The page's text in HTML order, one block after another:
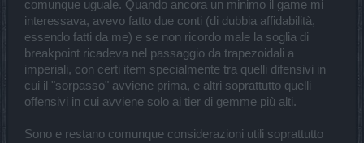
comunque uguale. Quando ancora un minimo il game mi
interessava, avevo fatto due conti (di dubbia affidabilità,
essendo fatti da me) e se non ricordo male la soglia di
breakpoint ricadeva nel passaggio da trapezoidali a
imperiali, con certi item specialmente tra quelli difensivi in
cui il "sorpasso" avviene prima, e altri soprattutto quelli
offensivi in cui avviene solo ai tier di gemme più alti.
Sono e restano comunque considerazioni utili soprattutto